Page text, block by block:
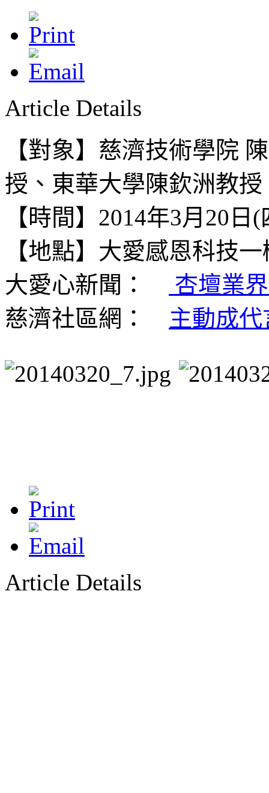
Article Details
【對象】慈濟技術學院
授、東華大學陳欽洲教授
【時間】2014年3月20日
【地點】 大愛感恩科技
大愛心新聞：
杏壇業
慈濟社區網： 主動成
Article Details